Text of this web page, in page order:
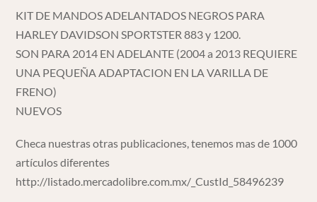
KIT DE MANDOS ADELANTADOS NEGROS PARA
HARLEY DAVIDSON SPORTSTER 883 y 1200.
SON PARA 2014 EN ADELANTE (2004 a 2013 REQUIERE
UNA PEQUEÑA ADAPTACION EN LA VARILLA DE
FRENO)
NUEVOS
Checa nuestras otras publicaciones, tenemos mas de 1000
artículos diferentes
http://listado.mercadolibre.com.mx/_CustId_58496239